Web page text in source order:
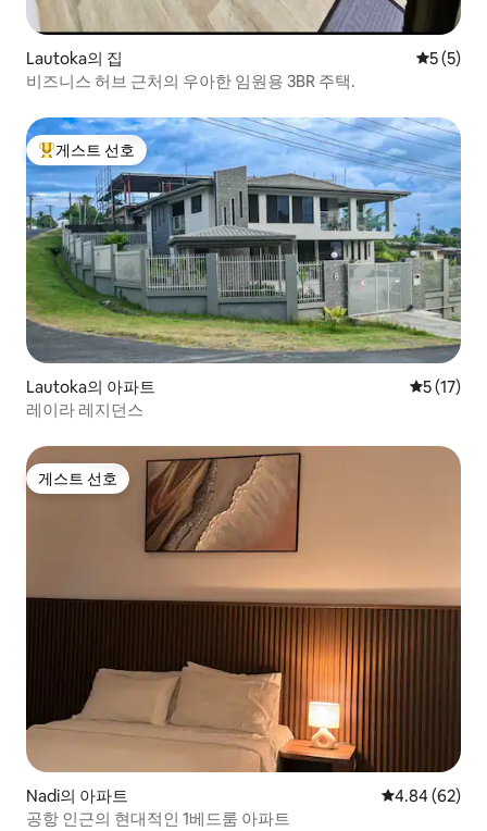
Lautoka의 집 평점 5점
5 (5)
비즈니스 허브 근처의 우아한 임원용 3BR 주택.
상위 게스트 선호
게스트 선호
Lautoka의 아파트 평점 5점
5 (17)
레이라 레지던스
게스트 선호
게스트 선호
Nadi의 아파트 평점 4.84점(5
4.84 (62)
공항 인근의 현대적인 1베드룸 아파트